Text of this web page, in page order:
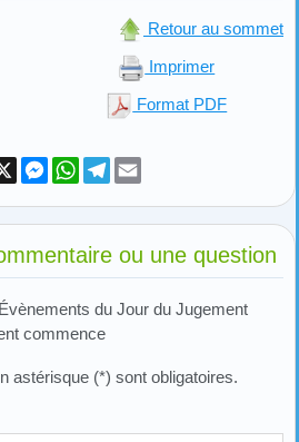
Retour au sommet
Imprimer
Format PDF
X Messenger
WhatsApp
Telegram
ou une question
du Jour du Jugement
commence
astérisque (*) sont obligatoires.